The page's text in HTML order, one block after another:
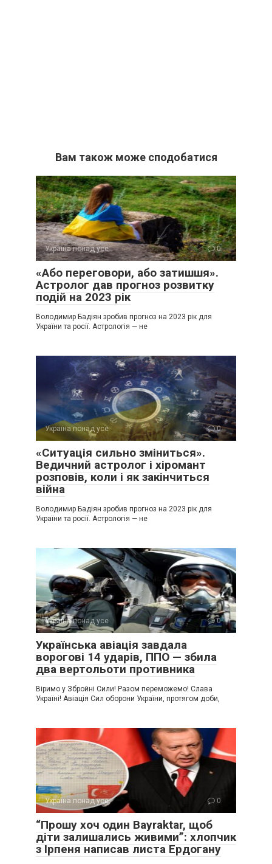
Вам також може сподобатися
Україна понад усе 0
«Або переговори, або затишшя».
Астролог дав прогноз розвитку
подій на 2023 рік
Володимир Бадіян зробив прогноз на 2023 рік для
України та росії. Астрологія — не
Україна понад усе 0
«Ситуація сильно зміниться».
Ведичний астролог і хіромант
розповів, коли і як закінчиться
війна
Володимир Бадіян зробив прогноз на 2023 рік для
України та росії. Астрологія — не
Україна понад усе 0
Українська авіація завдала
ворогові 14 ударів, ППО — збила
два вертольоти противника
Віримо у Збройні Сили! Разом переможемо! Слава
Україні! Авіація Сил оборони України, протягом доби,
Україна понад усе 0
“Прошу хоч один Bayraktar, щоб
діти залишались живими”: хлопчик
з Ірпеня написав листа Ердогану